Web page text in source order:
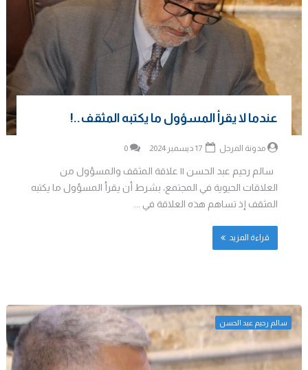
عندما لا يقرأ المسؤول ما يكتبه المثقف..!
مدونة المرجل 0
سالم رحيم عبد الحسن || علاقة المثقف والمسؤول من
العلاقات الحيوية في المجتمع، بشرط أن يقرأ المسؤول ما يكتبه
المثقف إذ تساهم هذه العلاقة في ...
قراءة المزيد
سالم رحيم عبد الحسن